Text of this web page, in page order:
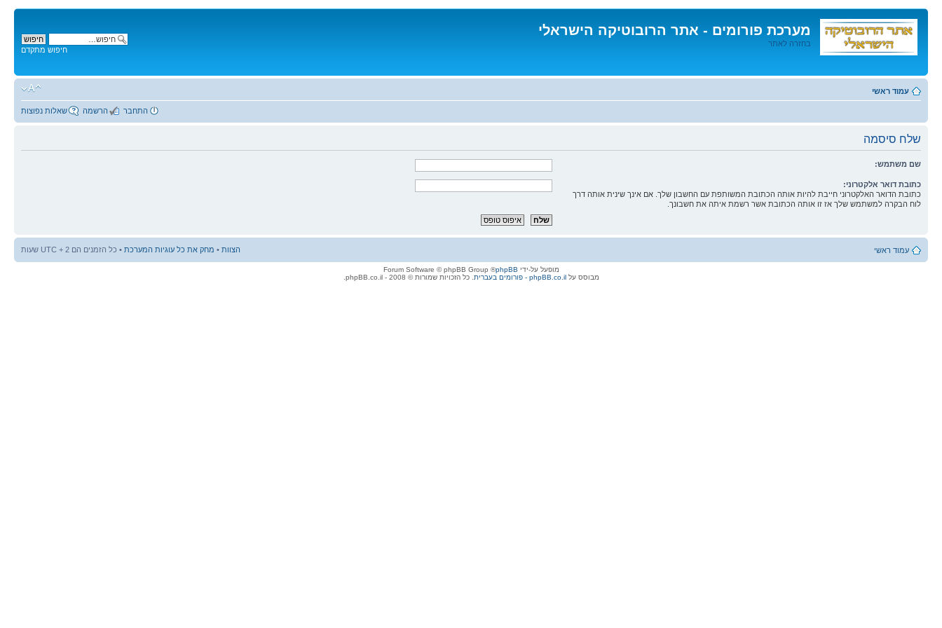
מערכת פורומים - אתר הרובוטיקה הישראלי
בחזרה לאתר
לתוכן
חיפוש מתקדם
עמוד ראשי
שאלות נפוצות הרשמה התחבר
שלח סיסמה
שם משתמש:
כתובת דואר אלקטרוני:
כתובת הדואר האלקטרוני חייבת להיות אותה הכתובת המשותפת עם החשבון שלך. אם אינך שינית אותה דרך
לוח הבקרה למשתמש שלך אז זו אותה הכתובת אשר רשמת איתה את חשבונך.
עמוד ראשי הצוות • מחק את כל עוגיות המערכת • כל הזמנים הם UTC + 2 שעות
מופעל על-ידי phpBB
® Forum Software © phpBB Group
מבוסס עלphpBB.co.il - פורומים בעברית . כל הזכויות שמורות © 2008 - phpBB.co.il.